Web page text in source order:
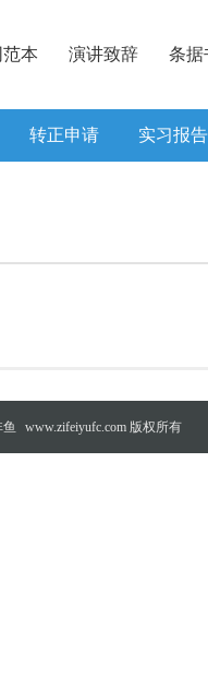
本 演讲致辞 条据
转正申请 实习报告
www.zifeiyufc.com 版权所有